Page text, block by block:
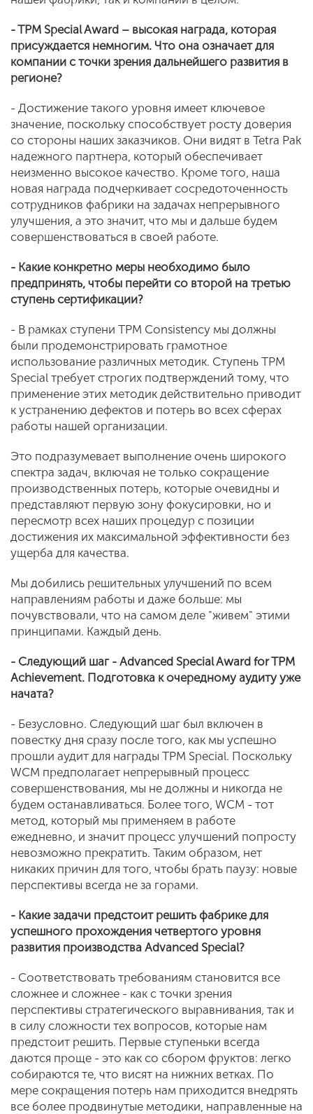
- TPM Special Award – высокая награда, которая
присуждается немногим. Что она означает для
компании с точки зрения дальнейшего развития в
регионе?
- Достижение такого уровня имеет ключевое
значение, поскольку способствует росту доверия
со стороны наших заказчиков. Они видят в Tetra Pak
надежного партнера, который обеспечивает
неизменно высокое качество. Кроме того, наша
новая награда подчеркивает сосредоточенность
сотрудников фабрики на задачах непрерывного
улучшения, а это значит, что мы и дальше будем
совершенствоваться в своей работе.
- Какие конкретно меры необходимо было
предпринять, чтобы перейти со второй на третью
ступень сертификации?
- В рамках ступени TPM Consistency мы должны
были продемонстрировать грамотное
использование различных методик. Ступень TPM
Special требует строгих подтверждений тому, что
применение этих методик действительно приводит
к устранению дефектов и потерь во всех сферах
работы нашей организации.
Это подразумевает выполнение очень широкого
спектра задач, включая не только сокращение
производственных потерь, которые очевидны и
представляют первую зону фокусировки, но и
пересмотр всех наших процедур с позиции
достижения их максимальной эффективности без
ущерба для качества.
Мы добились решительных улучшений по всем
направлениям работы и даже больше: мы
почувствовали, что на самом деле "живем" этими
принципами. Каждый день.
- Следующий шаг- Advanced Special Award for TPM
Achievement. Подготовка к очередному аудиту уже
начата?
- Безусловно. Следующий шаг был включен в
повестку дня сразу после того, как мы успешно
прошли аудит для награды TPM Special. Поскольку
WCM предполагает непрерывный процесс
совершенствования, мы не должны и никогда не
будем останавливаться. Более того, WCM - тот
метод, который мы применяем в работе
ежедневно, и значит процесс улучшений попросту
невозможно прекратить. Таким образом, нет
никаких причин для того, чтобы брать паузу: новые
перспективы всегда не за горами.
- Какие задачи предстоит решить фабрике для
успешного прохождения четвертого уровня
развития производства Advanced Special?
- Соответствовать требованиям становится все
сложнее и сложнее - как с точки зрения
перспективы стратегического выравнивания, так и
в силу сложности тех вопросов, которые нам
предстоит решить. Первые ступеньки всегда
даются проще - это как со сбором фруктов: легко
собираются те, что висят на нижних ветках. По
мере сокращения потерь нам приходится внедрять
все более продвинутые методики, направленные на